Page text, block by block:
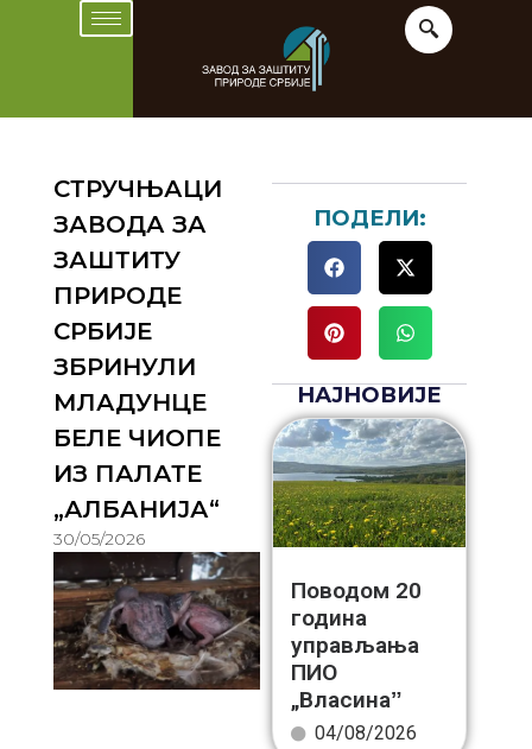
СТРУЧЊАЦИ
ЗАВОДА ЗА
ЗАШТИТУ
ПРИРОДЕ
СРБИЈЕ
ЗБРИНУЛИ
МЛАДУНЦЕ
БЕЛЕ ЧИОПЕ
ИЗ ПАЛАТЕ
„АЛБАНИЈА“
30/05/2026
ПОДЕЛИ:
НАЈНОВИЈЕ
Поводом 20
година
управљања
ПИО
„Власинаˮ
04/08/2026